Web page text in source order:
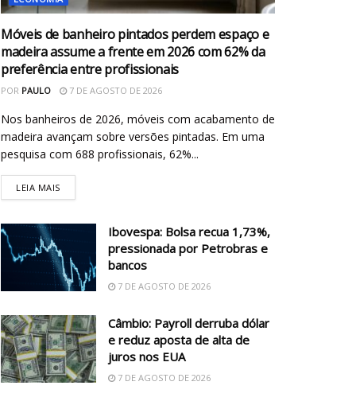
Móveis de banheiro pintados perdem espaço e
madeira assume a frente em 2026 com 62% da
preferência entre profissionais
POR PAULO 7 DE AGOSTO DE 2026
Nos banheiros de 2026, móveis com acabamento de
madeira avançam sobre versões pintadas. Em uma
pesquisa com 688 profissionais, 62%...
LEIA MAIS
Ibovespa: Bolsa recua 1,73%,
pressionada por Petrobras e
bancos
7 DE AGOSTO DE 2026
Câmbio: Payroll derruba dólar
e reduz aposta de alta de
juros nos EUA
7 DE AGOSTO DE 2026